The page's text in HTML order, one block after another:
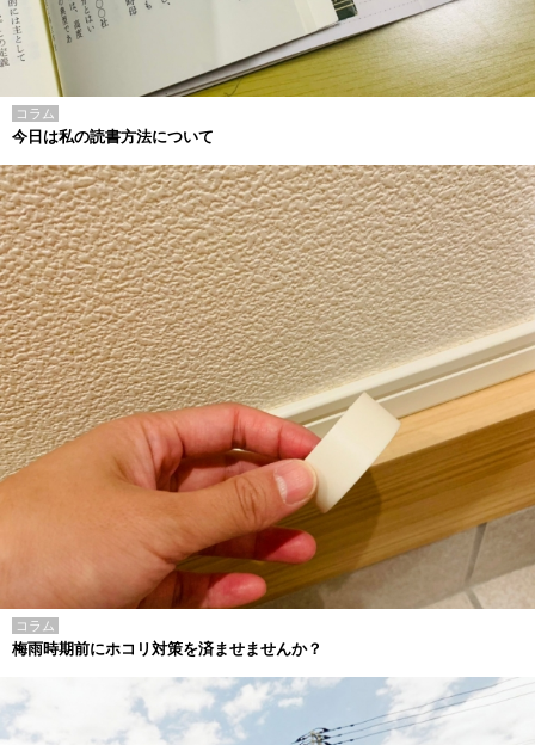
コラム
今日は私の読書方法について
コラム
梅雨時期前にホコリ対策を済ませませんか？